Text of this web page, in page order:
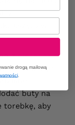
uszyto w
zeleganckim
stylizacje
buty na
torebkę, aby
drogą mailową
.